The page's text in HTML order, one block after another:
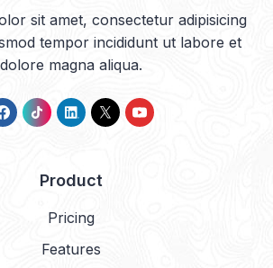
sit amet, consectetur adipisicing
tempor incididunt ut labore et
dolore magna aliqua.
Product
Pricing
Features